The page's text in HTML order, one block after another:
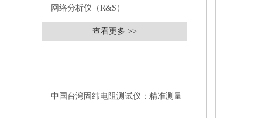
网络分析仪（R&S）
查看更多 >>
中国台湾固纬电阻测试仪：精准测量